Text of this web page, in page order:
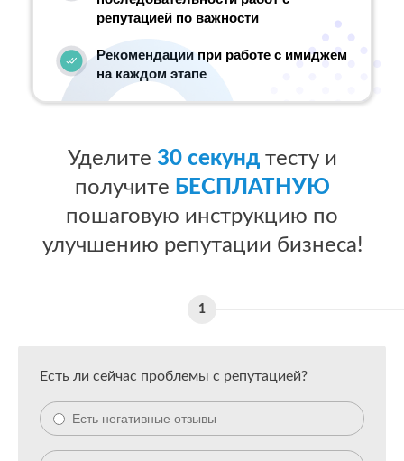
репутацией по важности
Рекомендации при работе с имиджем
на каждом этапе
Уделите 30 секундтесту и
получите БЕСПЛАТНУЮ
пошаговую инструкцию по
улучшению репутации бизнеса!
Есть ли сейчас проблемы с репутацией?
Есть негативные отзывы